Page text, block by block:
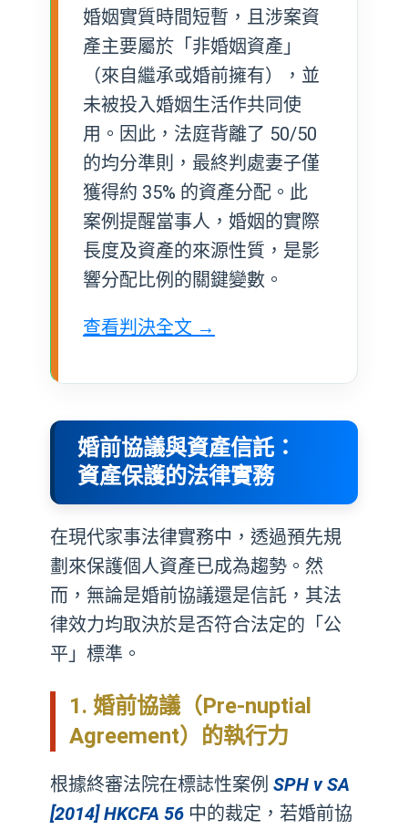
婚姻實質時間短暫，且涉案資
產主要屬於「非婚姻資產」
（來自繼承或婚前擁有），並
未被投入婚姻生活作共同使
用。因此，法庭背離了 50/50
的均分準則，最終判處妻子僅
獲得約 35% 的資產分配。此
案例提醒當事人，婚姻的實際
長度及資產的來源性質，是影
響分配比例的關鍵變數。
查看判決全文 →
婚前協議與資產信託：
資產保護的法律實務
在現代家事法律實務中，透過預先規
劃來保護個人資產已成為趨勢。然
而，無論是婚前協議還是信託，其法
律效力均取決於是否符合法定的「公
平」標準。
1. 婚前協議（Pre-nuptial
Agreement）的執行力
根據終審法院在標誌性案例 SPH v SA
[2014] HKCFA 56 中的裁定，若婚前協